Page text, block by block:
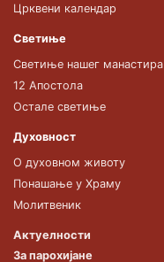
Црквени календар
Светиње
Светиње нашег манастира
12 Апостола
Остале светиње
Духовност
О духовном животу
Понашање у Храму
Молитвеник
Актуелности
За парохијане